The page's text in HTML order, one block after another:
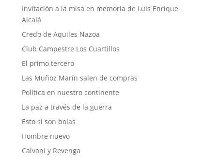
Invitación a la misa en memoria de Luis Enrique
Alcalá
Credo de Aquiles Nazoa
Club Campestre Los Cuartillos
El primo tercero
Las Muñoz Marín salen de compras
Política en nuestro continente
La paz a través de la guerra
Esto sí son bolas
Hombre nuevo
Calvani y Revenga